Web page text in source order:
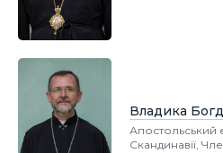
Владика
Апостольський
Скандинавії,